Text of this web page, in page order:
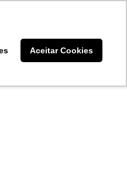
Aceitar Cookies
Sobre nós